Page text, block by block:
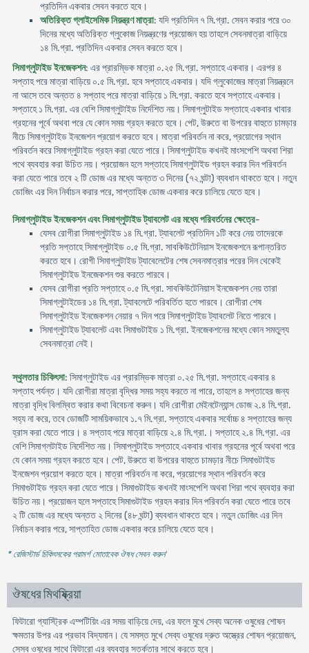
প্রতিদিন একবার সেবন করতে হবে।
অতিরিক্ত গ্লাইসেমিক নিয়ন্ত্রণ মাত্রা: যদি প্রতিদিন ৭ মি.গ্রা. সেবন করার পরে ৩০
দিনের মধ্যে অতিরিক্ত গ্লুকোজ নিয়ন্ত্রণের প্রয়োজন হয় তাহলে সেবনমাত্রা বাড়িয়ে
১৪ মি.গ্রা. প্রতিদিন একবার সেবন করতে হবে।
সিমাগ্লুটাইড ইনজেকশন: এর প্রারম্ভিক মাত্রা ০.২৫ মি.গ্রা. সপ্তাহে একবার। এরপর ৪
সপ্তাহ পরে মাত্রা বাড়িয়ে ০.৫ মি.গ্রা. হবে সপ্তাহে একবার। যদি গ্লুকোজের মাত্রা নিয়ন্ত্রনে
না আসে তবে অন্তত ৪ সপ্তাহ পরে মাত্রা বাড়িয়ে ১ মি.গ্রা. করতে হবে সপ্তাহে একবার।
সপ্তাহে ১ মি.গ্রা. এর বেশি সিমাগ্লুটাইড নির্দেশিত নয়। সিমাগ্লুটাইড সপ্তাহে একবার খাবার
গ্রহনের পূর্বে অথবা পরে যে কোন সময় গ্রহন করতে হবে। পেট, উরুতে বা উপরের বাহুতে চামড়ার
নীচে সিমাগ্লুটাইড ইনজেশন প্রয়োগ করতে হবে। মাত্রা পরিবর্তন না করে, প্রয়োগের স্থান
পরিবর্তন করে সিমাগ্লুটাইড গ্রহন করা যেতে পারে। সিমাগ্লুটাইড কখনই মাংসপেশি অথবা শিরা
পথে ব্যবহার করা উচিত নয়। প্রয়োজন হলে সপ্তাহে সিমাগ্লুটাইড গ্রহন করার দিন পরিবর্তন
করা যেতে পারে তবে ২ টি ডোজ এর মধ্যে অন্তত ৩ দিনের (৭২ ঘন্টা) ব্যবধান থাকতে হবে। নতুন
ডোজিং এর দিন নির্বাচন করার পরে, সাপ্তাহিক ডোজ একবার করে চালিয়ে যেতে হবে।
সিমাগ্লুটাইড ইনজেকশন এবং সিমাগ্লুটাইড ট্যাবলেট এর মধ্যে পরিবর্তনের ক্ষেত্রে-
যেসব রোগীরা সিমাগ্লুটাইড ১৪ মি.গ্রা. ট্যাবলেট প্রতিদিন ১টি করে নেয় তাদেরকে
প্রতি সপ্তাহে সিমাগ্লুটাইড ০.৫ মি.গ্রা. সাবকিউটেনিয়াস ইনজেকশনে রূপান্তরিত
করতে হবে। রোগী সিমাগ্লুটাইড ট্যাবেলেটের শেষ সেবনমাত্রার পরের দিন থেকেই
সিমাগ্লুটাইড ইনজেকশন শুর করতে পারবে।
যেসব রোগীরা প্রতি সপ্তাহে ০.৫ মি.গ্রা. সাবকিউটেনিয়াস ইনজেকশন নেয় তারা
সিমাগ্লুটাইডের ১৪ মি.গ্রা. ট্যাবলেটে পরিবর্তিত হতে পারবে। রোগীরা শেষ
সিমাগ্লুটাইড ইনজেকশন নেয়ার ৭ দিন পরে সিমাগ্লুটাইড ট্যাবলেট নিতে পারবে।
সিমাগ্লুটাইড ট্যাবলেট এবং সিমাগুটাইড ১ মি.গ্রা. ইনজেকশনের মধ্যে কোন সমতুল্য
সেবনমাত্রা নেই।
স্থুলতার চিকিৎসা: সিমাগ্লুটাইড এর প্রারম্ভিক মাত্রা ০.২৫ মি.গ্রা. সপ্তাহে একবার ৪
সপ্তাহ পর্যন্ত। যদি রোগীরা মাত্রা বৃদ্ধির সময় সহ্য করতে না পারে, তাহলে ৪ সপ্তাহের জন্য
মাত্রা বৃদ্ধি বিলম্বিত করার কথা বিবেচনা করুন। যদি রোগীরা মেইনটেন্যান্স ডোজ ২.৪ মি.গ্রা.
সহ্য না করে, তবে ডোজটি সাময়িকভাবে ১.৭ মি.গ্রা. সপ্তাহে একবার সর্বোচ্চ ৪ সপ্তাহের জন্য
হ্রাস করা যেতে পারে। ৪ সপ্তাহ পরে মাত্রা বাড়িয়ে ২.৪ মি.গ্রা.। সপ্তাহে ২.৪ মি.গ্রা. এর
বেশি সিমাগ্লটাইড নির্দেশিত নয়। সিমাপ্লুটাইড সপ্তাহে একবার খাবার গ্রহনের পূর্বে অথবা পরে
যে কোন সময় গ্রহন করতে হবে। পেট, উরুতে বা উপরের বাহুতে চামড়ার নীচে সিমাগুটাইড
ইনজেশন প্রয়োগ করতে হবে। মাত্রা পরিবর্তন না করে, প্রয়োগের স্থান পরিবর্তন করে
সিমাগুটাইড গ্রহন করা যেতে পারে। সিমাগুটাইড কখনই মাংসপেশি অথবা শিরা পথে ব্যবহার করা
উচিত নয়। প্রয়োজন হলে সপ্তাহে সিমাগুটাইড গ্রহন করার দিন পরিবর্তন করা যেতে পারে তবে
২ টি ডোজ এর মধ্যে অন্তত ২ দিনের (৪৮ ঘন্টা) ব্যবধান থাকতে হবে। নতুন ডোজিং এর দিন
নির্বাচন করার পরে, সাপ্তাহিত ডোজ একবার করে চালিয়ে যেতে হবে।
* রেজিস্টার্ড চিকিৎসকের পরামর্শ মোতাবেক ঔষধ সেবন করুন'
ঔষধের মিথষ্ক্রিয়া
ফিটারো গ্যাস্ট্রিক এম্পটিয়িং এর সময় বাড়িয়ে দেয়, এর ফলে মুখে সেব্য অনেক ওষুধের শোষন
ক্ষমতার উপর এর প্রভাব বিদ্যমান। যে সমস্ত মুখে সেব্য ওষুধের দ্রুত অস্ত্রের শোষন প্রয়োজন,
সেসব ওষুধের সাথে ফিটারো এর ব্যবহার সতর্কতার সাথে করতে হবে।